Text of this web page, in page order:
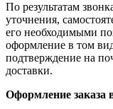
По результатам
уточнения,
его необходимыми
оформление в том
подтверждение на
доставки.
Оформление заказа